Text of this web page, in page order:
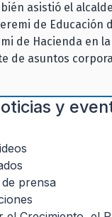
asistió el
de Educación
de Hacienda en
de asuntos
y
prensa